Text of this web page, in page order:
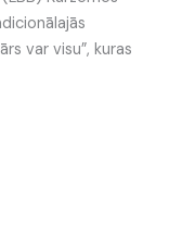
var visu”, kuras